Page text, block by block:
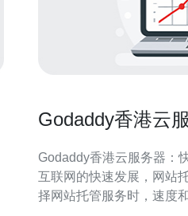
Godaddy香港云
Godaddy香港云服务器：快
互联网的快速发展，网站
择网站托管服务时，速度